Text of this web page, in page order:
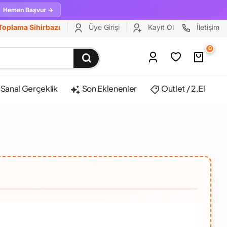
Hemen Başvur →
Sihirbazı Üye Girişi Kayıt Ol İletişim
0
Sanal Gerçeklik Son Eklenenler Outlet / 2.El